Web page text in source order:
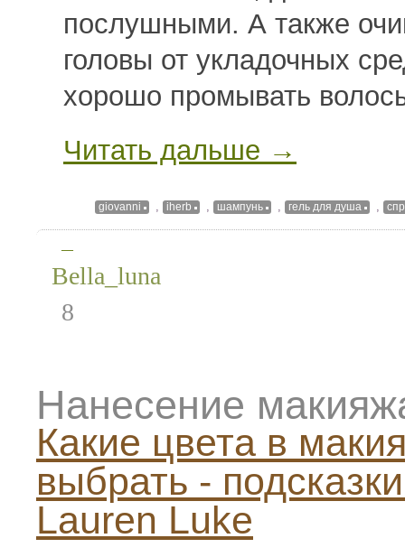
послушными. А также
головы от укладочных
хорошо промывать
Читать дальше →
giovanni , iherb , шампунь , гель для душа ,
—
Bella_luna
8
Нанесение
Какие цвета в
выбрать -
Lauren Luke